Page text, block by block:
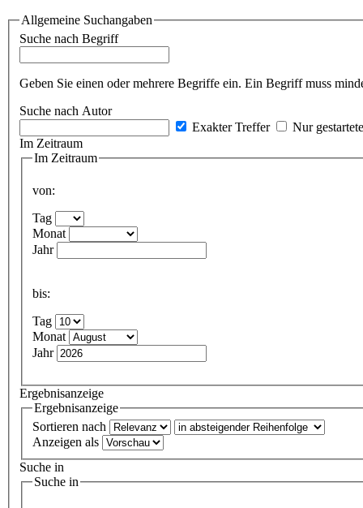
Allgemeine Suchangaben
Suche nach Begriff
Geben Sie einen oder mehrere Begriffe ein. Ein Begriff muss
Suche nach Autor
Exakter Treffer
Nur
Im Zeitraum
Im Zeitraum
von:
Tag
Monat
Jahr
bis:
Tag
Monat
Jahr
Ergebnisanzeige
Ergebnisanzeige
Sortieren nach
Anzeigen als
Suche in
Suche in